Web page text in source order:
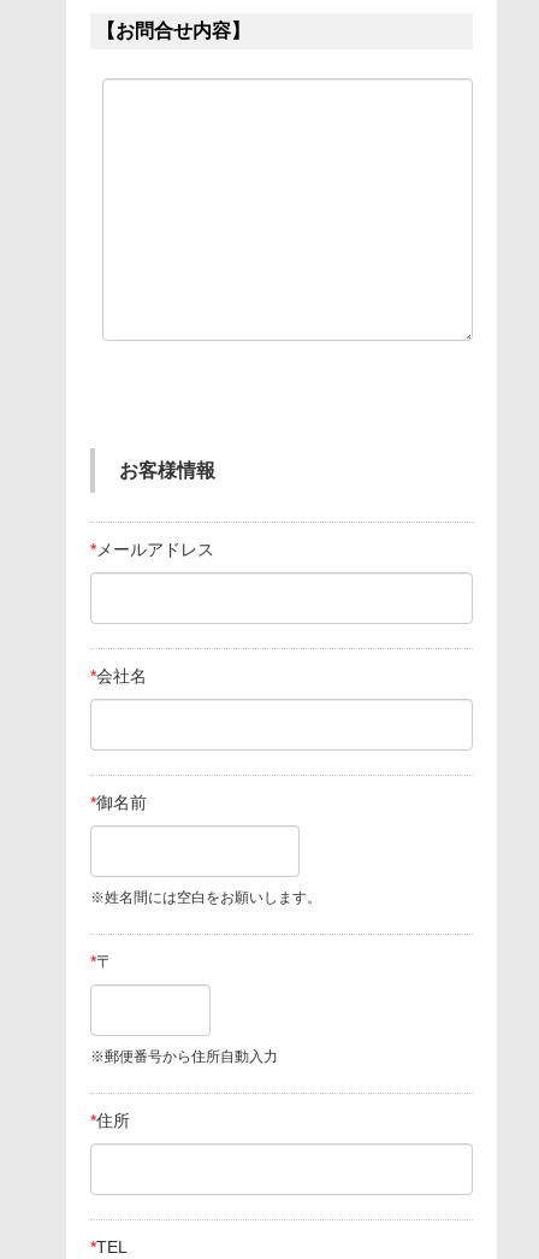
【お問合せ内容】
お客様情報
* メールアドレス
*会社名
*御名前
※姓名間には空白をお願いします。
*〒
※郵便番号から住所自動入力
*住所
*TEL